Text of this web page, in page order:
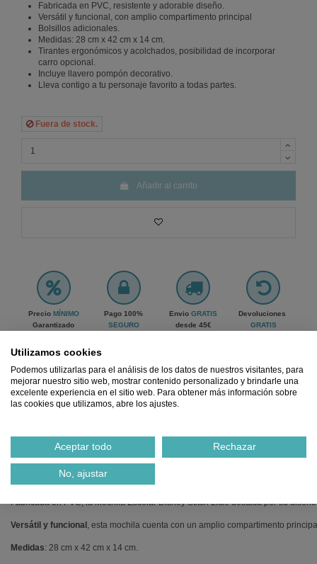
Fabricada en PVC, resistente y adorable diseño.
Versátil y funcional, con amplio compartimento principal
Bolsillos adicionales.
Medidas: 28 cm x 42 cm x 14 cm.
Tirantes ergonómicos y acolchados, posibilidad de incorporar
carro opcional.
Incluye llavero pompón decorativo.
Lleva contigo a tu personaje favorito a todas partes.
Fuera de stock.
Añadir al carrito
Precio MÍNIMO
Garantizado
Pago 100%
SEGURO
EnvioGRATIS
desde 45€
Devoluciones
GRATIS
Ref. 2563698000007
Notificarme cuando esté disponible
Descripción
MOCHILA ESCOLAR DISNEY STITCH LITTLE ADAPTABLE
Fabricada en PVC, la Mochila Escolar Disney Stitch Little destaca por su
Versátil y funcional , esta mochila cuenta con un amplio compartimento
Medidas: 28 cm x 42 cm x 14 cm.
Utilizamos cookies
Podemos utilizarlas para el análisis de los datos de nuestros visitantes, para
mejorar nuestro sitio web, mostrar contenido personalizado y brindarle una
excelente experiencia en el sitio web. Para obtener más información sobre
las cookies que utilizamos, abre los ajustes.
Aceptar todo Rechazar
No, ajustar